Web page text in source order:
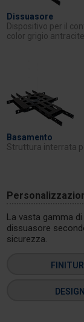
Dissuasore
Dispositivo per il
color grigio antracite
Basamento
Struttura interrata
La vasta gamma
dissuasore
sicurezza.
DESIGN